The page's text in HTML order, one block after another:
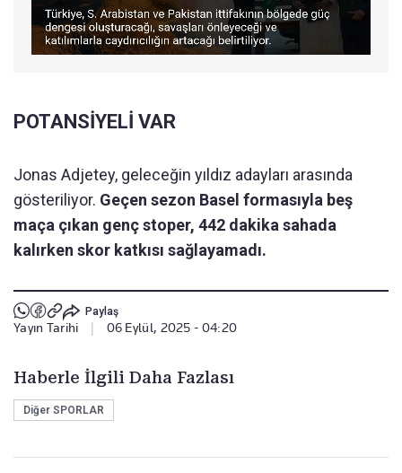
POTANSİYELİ VAR
Jonas Adjetey, geleceğin yıldız adayları arasında
gösteriliyor. Geçen sezon Basel formasıyla beş
maça çıkan genç stoper, 442 dakika sahada
kalırken skor katkısı sağlayamadı.
Paylaş
Yayın Tarihi 06 Eylül, 2025 - 04:20
Haberle İlgili Daha Fazlası
Diğer SPORLAR